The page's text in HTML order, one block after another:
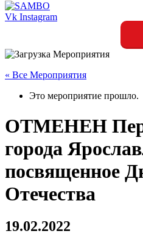
Vk Instagram
« Все Мероприятия
Это мероприятие прошло.
ОТМЕНЕН
города
посвященное
Отечества
19.02.2022